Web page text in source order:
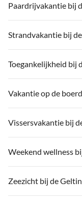
Paardrijvakantie bij
Strandvakantie bij
Toegankelijkheid bij
Vakantie op de
Vissersvakantie bij
Weekend wellness
Zeezicht bij de